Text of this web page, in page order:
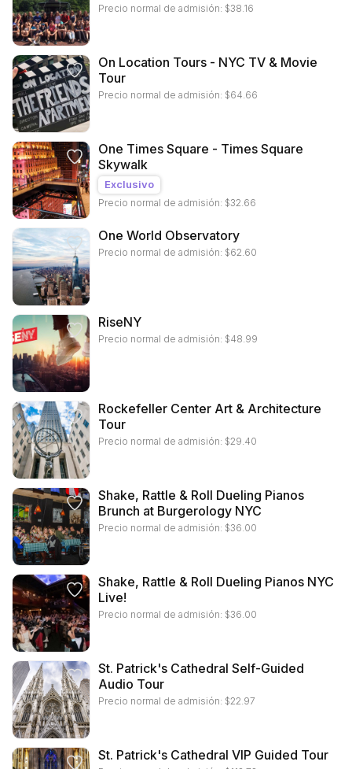
Precio normal de admisión: $38.16
On Location Tours - NYC TV & Movie
Tour
Precio normal de admisión: $64.66
One Times Square - Times Square
Skywalk
Exclusivo
Precio normal de admisión: $32.66
One World Observatory
Precio normal de admisión: $62.60
RiseNY
Precio normal de admisión: $48.99
Rockefeller Center Art & Architecture
Tour
Precio normal de admisión: $29.40
Shake, Rattle & Roll Dueling Pianos
Brunch at Burgerology NYC
Precio normal de admisión: $36.00
Shake, Rattle & Roll Dueling Pianos NYC
Live!
Precio normal de admisión: $36.00
St. Patrick's Cathedral Self-Guided
Audio Tour
Precio normal de admisión: $22.97
St. Patrick's Cathedral VIP Guided Tour